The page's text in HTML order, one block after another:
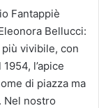
Fantappiè
Bellucci:
vivibile, con
l’apice
di piazza ma
Nel nostro